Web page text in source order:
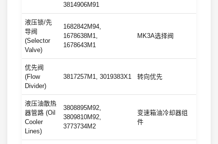
3814906M91
液压锁/先
导阀
(Selector
Valve)
1682842M94,
1678638M1,
1678643M1
MK3A选择阀
优先阀
(Flow
Divider)
3817257M1, 3019383X1 转向优先
液压油散热
器管路 (Oil
Cooler
Lines)
3808895M92,
3809810M92,
3773734M2
变速箱油冷却器组
件